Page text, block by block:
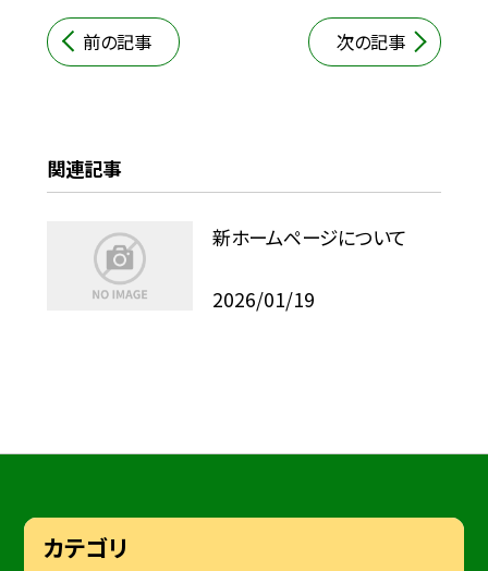
前の記事 次の記事
関連記事
新ホームページについて
2026/01/19
カテゴリ